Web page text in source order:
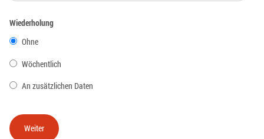
Wiederholung
Ohne
Wöchentlich
An zusätzlichen Daten